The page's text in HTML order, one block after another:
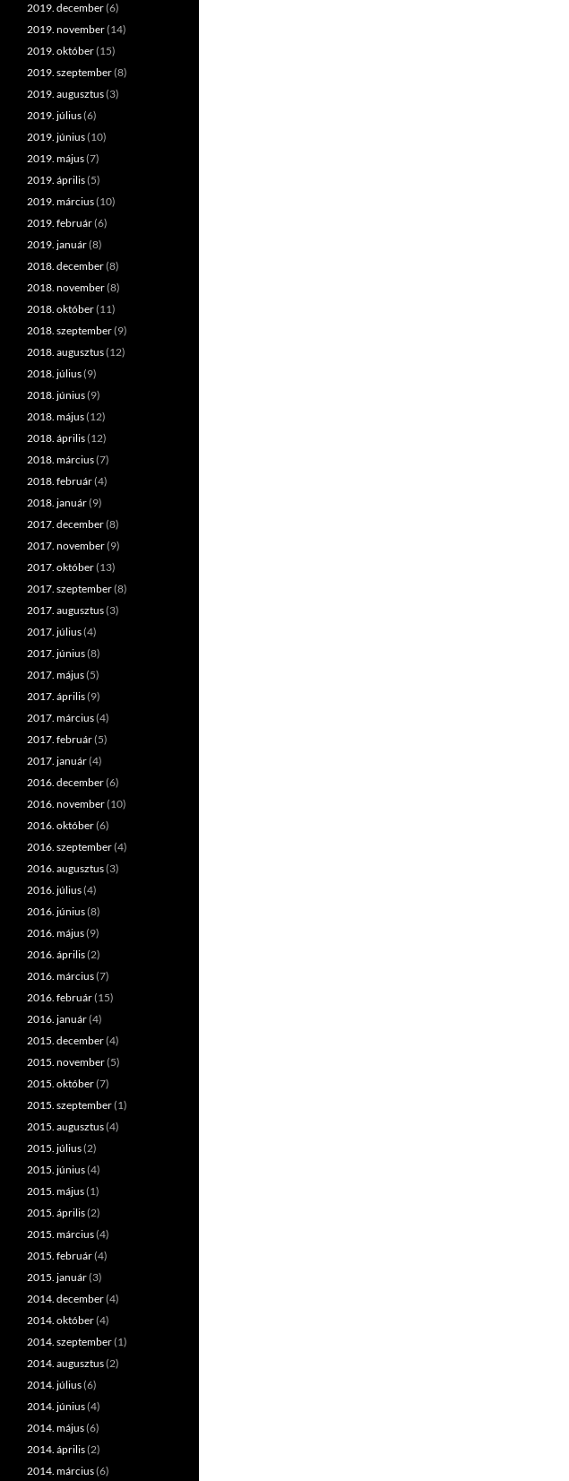
2019. december(6)
2019. november(14)
2019. október(15)
2019. szeptember(8)
2019. augusztus(3)
2019. július(6)
2019. június(10)
2019. május(7)
2019. április(5)
2019. március(10)
2019. február(6)
2019. január(8)
2018. december(8)
2018. november(8)
2018. október(11)
2018. szeptember(9)
2018. augusztus(12)
2018. július(9)
2018. június(9)
2018. május(12)
2018. április(12)
2018. március(7)
2018. február(4)
2018. január(9)
2017. december(8)
2017. november(9)
2017. október(13)
2017. szeptember(8)
2017. augusztus(3)
2017. július(4)
2017. június(8)
2017. május(5)
2017. április(9)
2017. március(4)
2017. február(5)
2017. január(4)
2016. december(6)
2016. november(10)
2016. október(6)
2016. szeptember(4)
2016. augusztus(3)
2016. július(4)
2016. június(8)
2016. május(9)
2016. április(2)
2016. március(7)
2016. február(15)
2016. január(4)
2015. december(4)
2015. november(5)
2015. október(7)
2015. szeptember(1)
2015. augusztus(4)
2015. július(2)
2015. június(4)
2015. május(1)
2015. április(2)
2015. március(4)
2015. február(4)
2015. január(3)
2014. december(4)
2014. október(4)
2014. szeptember(1)
2014. augusztus(2)
2014. július(6)
2014. június(4)
2014. május(6)
2014. április(2)
2014. március(6)